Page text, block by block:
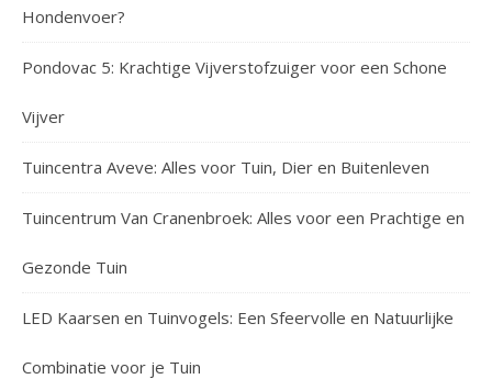
Hondenvoer?
Pondovac 5: Krachtige Vijverstofzuiger voor een Schone
Vijver
Tuincentra Aveve: Alles voor Tuin, Dier en Buitenleven
Tuincentrum Van Cranenbroek: Alles voor een Prachtige en
Gezonde Tuin
LED Kaarsen en Tuinvogels: Een Sfeervolle en Natuurlijke
Combinatie voor je Tuin